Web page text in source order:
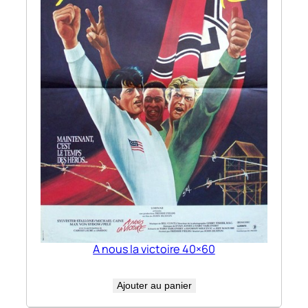
A nous la victoire 40×60
Ajouter au panier